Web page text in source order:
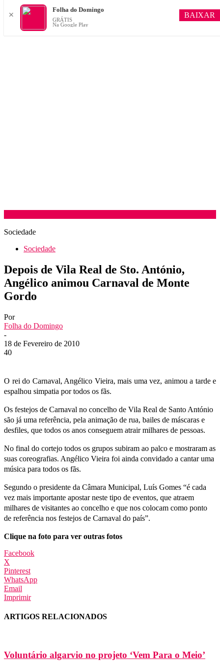
Sociedade
Sociedade
Depois de Vila Real de Sto. António,
Angélico animou Carnaval de Monte
Gordo
Por
Folha do Domingo
-
18 de Fevereiro de 2010
40
O rei do Carnaval, Angélico Vieira, mais uma vez, animou a tarde e
espalhou simpatia por todos os fãs.
Os festejos de Carnaval no concelho de Vila Real de Santo António
são já uma referência, pela animação de rua, bailes de máscaras e
desfiles, que todos os anos conseguem atrair milhares de pessoas.
No final do cortejo todos os grupos subiram ao palco e mostraram as
suas coreografias. Angélico Vieira foi ainda convidado a cantar uma
música para todos os fãs.
Segundo o presidente da Câmara Municipal, Luís Gomes “é cada
vez mais importante apostar neste tipo de eventos, que atraem
milhares de visitantes ao concelho e que nos colocam como ponto
de referência nos festejos de Carnaval do país”.
Clique na foto para ver outras fotos
Facebook
X
Pinterest
WhatsApp
Email
Imprimir
ARTIGOS RELACIONADOS
Voluntário algarvio no projeto ‘Vem Para o Meio’
✕
Folha do Domingo
GRÁTIS
Na Google Play
BAIXAR